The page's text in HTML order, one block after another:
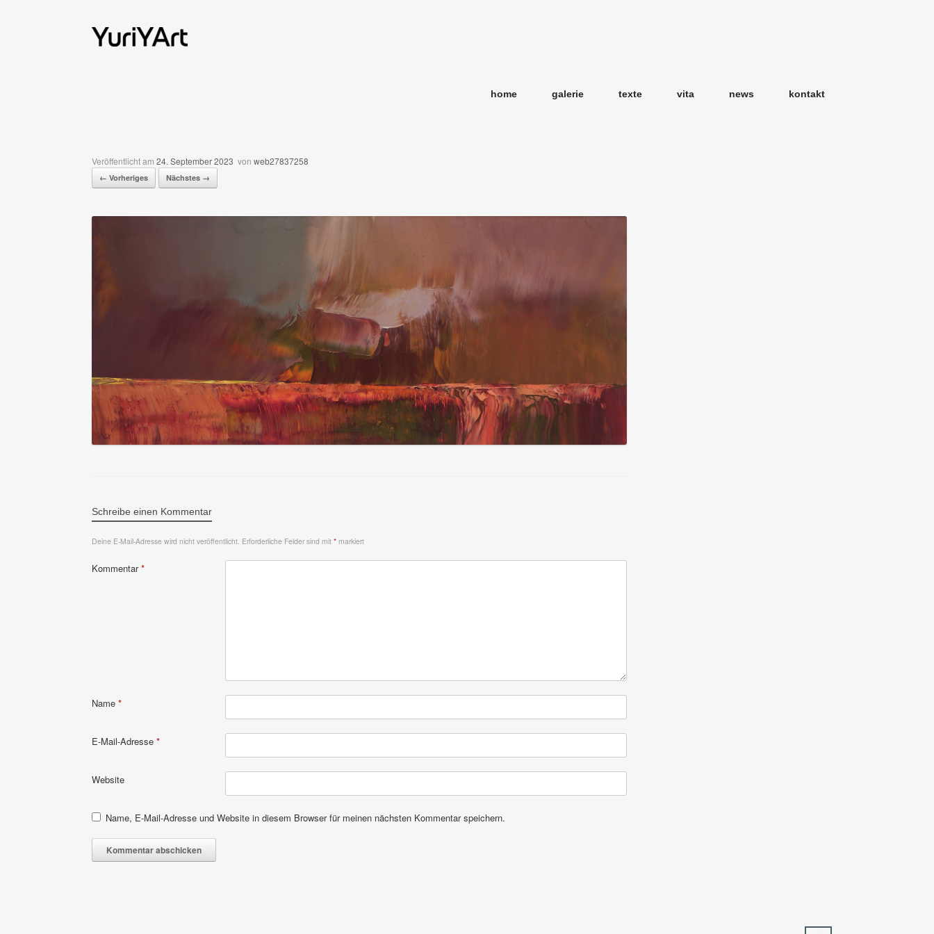
home galerie texte vita news kontakt
Veröffentlicht am 24. September 2023 von web27837258
← Vorheriges Nächstes →
Schreibe einen Kommentar
Deine E-Mail-Adresse wird nicht veröffentlicht. Erforderliche Felder sind mit * markiert
Kommentar*
Name *
E-Mail-Adresse *
Website
Name, E-Mail-Adresse und Website in diesem Browser für meinen nächsten Kommentar speichern.